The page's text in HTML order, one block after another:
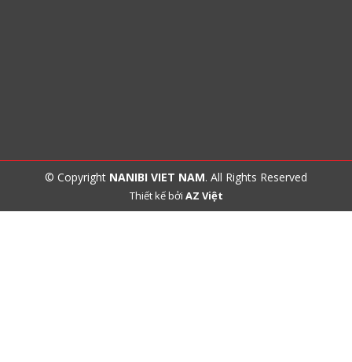
© Copyright NANIBI VIET NAM. All Rights Reserved
Thiết kế bởi AZ Việt